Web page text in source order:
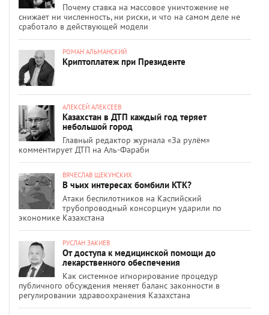
Почему ставка на массовое уничтожение не
снижает ни численность, ни риски, и что на самом деле не
сработало в действующей модели
РОМАН АЛЬМАНСКИЙ
Криптоплатеж при Президенте
АЛЕКСЕЙ АЛЕКСЕЕВ
Казахстан в ДТП каждый год теряет
небольшой город
Главный редактор журнала «За рулём»
комментирует ДТП на Аль-Фараби
ВЯЧЕСЛАВ ЩЕКУНСКИХ
В чьих интересах бомбили КТК?
Атаки беспилотников на Каспийский
трубопроводный консорциум ударили по
экономике Казахстана
РУСЛАН ЗАКИЕВ
От доступа к медицинской помощи до
лекарственного обеспечения
Как системное игнорирование процедур
публичного обсуждения меняет баланс законности в
регулировании здравоохранения Казахстана